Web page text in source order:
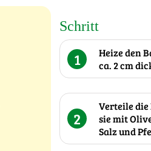
Schritt
1
Heize den
ca. 2 cm
2
Verteile
sie mit
Salz und